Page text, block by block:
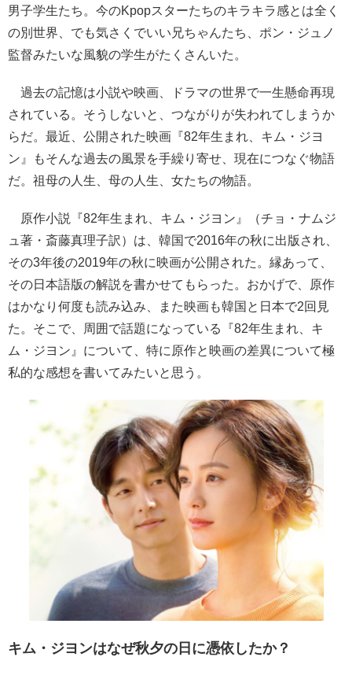
男子学生たち。今のKpopスターたちのキラキラ感とは全く
の別世界、でも気さくでいい兄ちゃんたち、ポン・ジュノ
監督みたいな風貌の学生がたくさんいた。
過去の記憶は小説や映画、ドラマの世界で一生懸命再現
されている。そうしないと、つながりが失われてしまうか
らだ。最近、公開された映画『82年生まれ、キム・ジヨ
ン』もそんな過去の風景を手繰り寄せ、現在につなぐ物語
だ。祖母の人生、母の人生、女たちの物語。
原作小説『82年生まれ、キム・ジヨン』（チョ・ナムジ
ュ著・斎藤真理子訳）は、韓国で2016年の秋に出版され、
その3年後の2019年の秋に映画が公開された。縁あって、
その日本語版の解説を書かせてもらった。おかげで、原作
はかなり何度も読み込み、また映画も韓国と日本で2回見
た。そこで、周囲で話題になっている『82年生まれ、キ
ム・ジヨン』について、特に原作と映画の差異について極
私的な感想を書いてみたいと思う。
キム・ジヨンはなぜ秋夕の日に憑依したか？